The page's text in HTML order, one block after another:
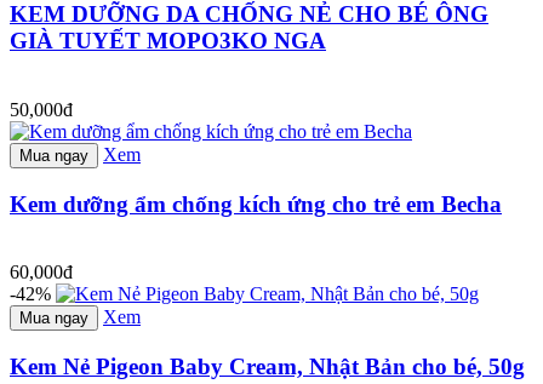
KEM DƯỠNG DA CHỐNG NẺ CHO BÉ ÔNG
GIÀ TUYẾT MOPO3KO NGA
50,000đ
Mua ngay Xem
Kem dưỡng ẩm chống kích ứng cho trẻ em Becha
60,000đ
-42%
Mua ngay Xem
Kem Nẻ Pigeon Baby Cream, Nhật Bản cho bé, 50g